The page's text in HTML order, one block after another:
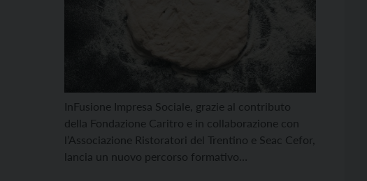
InFusione Impresa Sociale, grazie al contributo
della Fondazione Caritro e in collaborazione con
l’Associazione Ristoratori del Trentino e Seac Cefor,
lancia un nuovo percorso formativo